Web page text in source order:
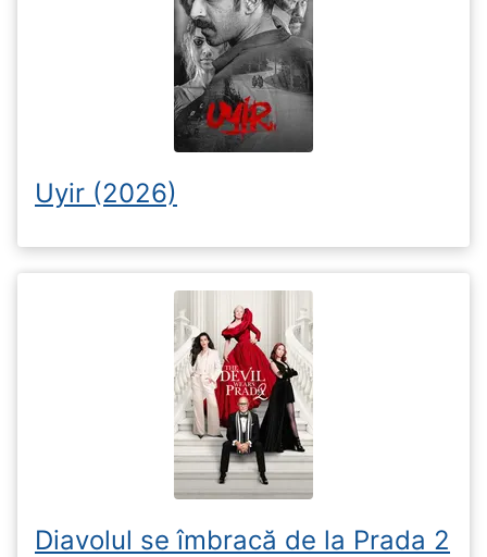
Uyir (2026)
Diavolul se îmbracă de la Prada 2